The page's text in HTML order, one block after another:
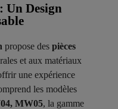
Un Design
propose des pièces
et aux matériaux
une expérience
les modèles
MW05, la gamme